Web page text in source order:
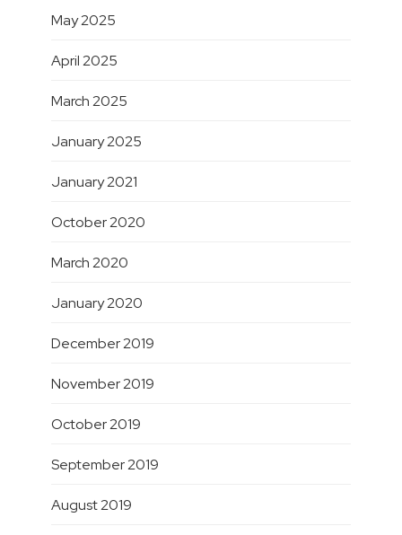
May 2025
April 2025
March 2025
January 2025
January 2021
October 2020
March 2020
January 2020
December 2019
November 2019
October 2019
September 2019
August 2019